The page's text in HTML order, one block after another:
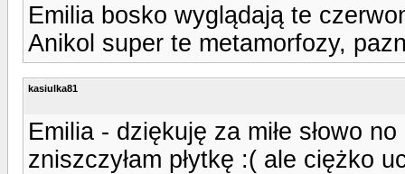
Emilia bosko wyglądają te
Anikol super te metamorfozy,
kasiulka81
Emilia - dziękuję za miłe słowo
zniszczyłam płytkę :( ale ciężko